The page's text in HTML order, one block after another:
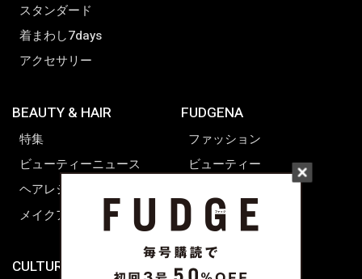
スタンダード
着まわし7days
アクセサリー
BEAUTY & HAIR
特集
ビューティーニュース
ヘアレシピ ストーリーズ
メイクアップティップス
CULTURE & LIFE
FUDGENA
ファッション
ビューティー
ライフスタイル